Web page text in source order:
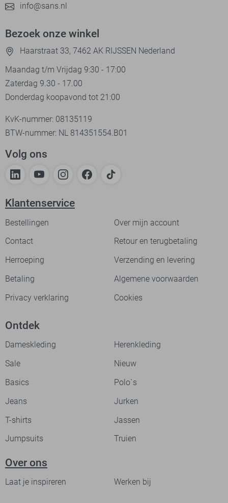
info@sans.nl
Bezoek onze winkel
Haarstraat 33, 7462 AK RIJSSEN Nederland
Maandag t/m Vrijdag 9:30 - 17:00
Zaterdag 9.30 - 17.00
Donderdag koopavond tot 21:00
KvK-nummer: 08135119
BTW-nummer: NL 814351554.B01
Volg ons
Klantenservice
Bestellingen
Over mijn account
Contact
Retour en terugbetaling
Herroeping
Verzending en levering
Betaling
Algemene voorwaarden
Privacy verklaring
Cookies
Ontdek
Dameskleding
Herenkleding
Sale
Nieuw
Basics
Polo`s
Jeans
Jurken
T-shirts
Jassen
Jumpsuits
Truien
Over ons
Laat je inspireren Werken bij